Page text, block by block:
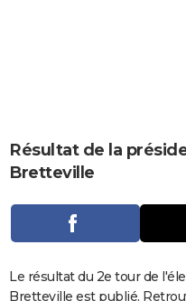
Carte de Noël
Carte Bonne année
Carte Saint-Valentin
Carte Pâques
Carte d'anniversaire
DICTIONNAIRE
PROGRAMME TV
COPAINS D'AVANT
S'inscrire
Se connecter
Lycées
Collèges
Primaires
Universités
Entreprises
Service militaire
Avis de recherche
AVIS DE DÉCÈS
Résultat de la
Bretteville
Le résultat du 2e tour de
Bretteville est publié.